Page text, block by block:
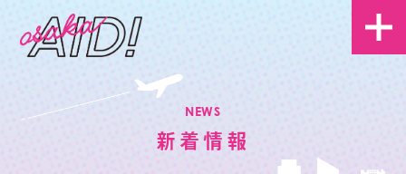
NEWS
新着情報